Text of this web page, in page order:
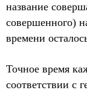
название
совершенного)
времени
Точное время
соответствии с